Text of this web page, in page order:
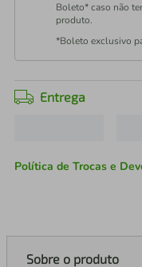
Boleto* caso não
produto.
*Boleto exclusivo
Entrega
Política de Trocas e
Sobre o produto